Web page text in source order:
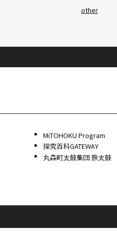
other
MiTOHOKU Program
探究百科GATEWAY
丸森町太鼓集団 旅太鼓